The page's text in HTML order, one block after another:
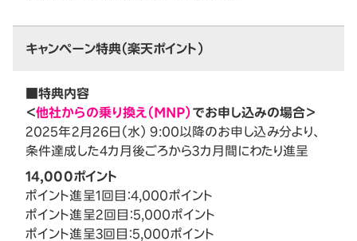
キャンペーン特典（楽天ポイント）
■特典内容
＜他社からの乗り換え（MNP）でお申し込みの場合＞
2025年2月26日（水） 9:00以降のお申し込み分より、
条件達成した4カ月後ごろから3カ月間にわたり進呈
14,000ポイント
ポイント進呈1回目：4,000ポイント
ポイント進呈2回目：5,000ポイント
ポイント進呈3回目：5,000ポイント